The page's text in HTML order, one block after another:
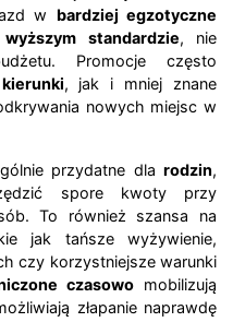
w bardziej egzotyczne
wyższym standardzie, nie
Promocje często
, jak i mniej znane
nowych miejsc w
przydatne dlarodzin,
spore kwoty przy
To również szansa na
jak tańsze wyżywienie,
czy korzystniejsze warunki
czasowo mobilizują
złapanie naprawdę